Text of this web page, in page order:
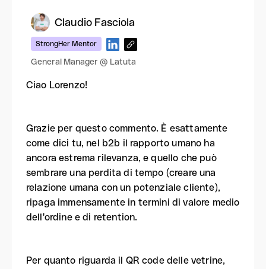
Claudio Fasciola
StrongHer Mentor
General Manager @ Latuta
Ciao Lorenzo!
Grazie per questo commento. È esattamente
come dici tu, nel b2b il rapporto umano ha
ancora estrema rilevanza, e quello che può
sembrare una perdita di tempo (creare una
relazione umana con un potenziale cliente),
ripaga immensamente in termini di valore medio
dell'ordine e di retention.
Per quanto riguarda il QR code delle vetrine,